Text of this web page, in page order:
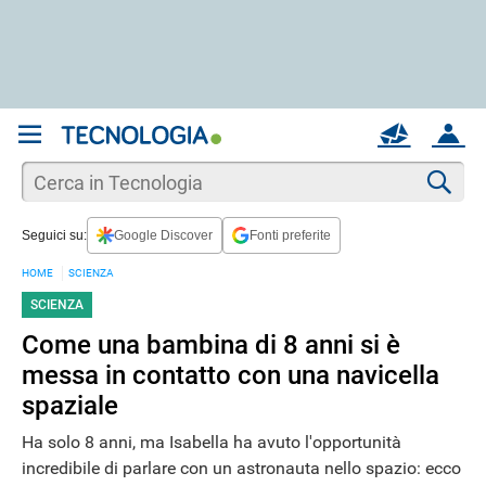
ACCOUNT
MAIL
Seguici su: Google Discover Fonti preferite
HOME SCIENZA
SCIENZA
Come una bambina di 8 anni si è
messa in contatto con una navicella
spaziale
Ha solo 8 anni, ma Isabella ha avuto l'opportunità
incredibile di parlare con un astronauta nello spazio: ecco